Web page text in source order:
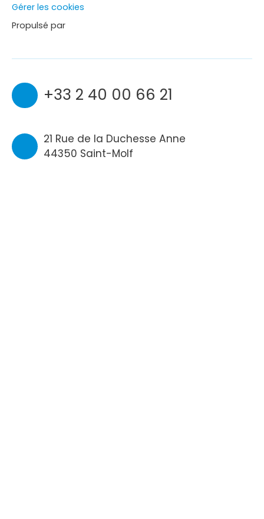
Gérer les cookies
Propulsé par
+33 2 40 00 66 21
21 Rue de la Duchesse Anne
44350 Saint-Molf